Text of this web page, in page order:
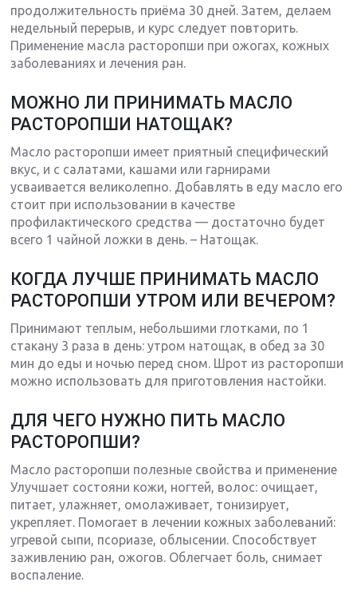
продолжительность приёма 30 дней. Затем, делаем
недельный перерыв, и курс следует повторить.
Применение масла расторопши при ожогах, кожных
заболеваниях и лечения ран.
МОЖНО ЛИ ПРИНИМАТЬ МАСЛО
РАСТОРОПШИ НАТОЩАК?
Масло расторопши имеет приятный специфический
вкус, и с салатами, кашами или гарнирами
усваивается великолепно. Добавлять в еду масло его
стоит при использовании в качестве
профилактического средства — достаточно будет
всего 1 чайной ложки в день. – Натощак.
КОГДА ЛУЧШЕ ПРИНИМАТЬ МАСЛО
РАСТОРОПШИ УТРОМ ИЛИ ВЕЧЕРОМ?
Принимают теплым, небольшими глотками, по 1
стакану 3 раза в день: утром натощак, в обед за 30
мин до еды и ночью перед сном. Шрот из расторопши
можно использовать для приготовления настойки.
ДЛЯ ЧЕГО НУЖНО ПИТЬ МАСЛО
РАСТОРОПШИ?
Масло расторопши полезные свойства и применение
Улучшает состояни кожи, ногтей, волос: очищает,
питает, улажняет, омолаживает, тонизирует,
укрепляет. Помогает в лечении кожных заболеваний:
угревой сыпи, псориазе, облысении. Способствует
заживлению ран, ожогов. Облегчает боль, снимает
воспаление.